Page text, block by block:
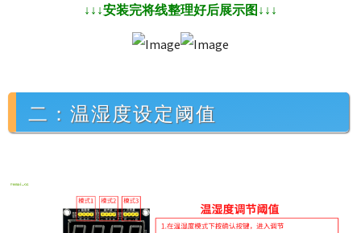
↓ ↓ ↓安装完将线整理好后展示图↓ ↓ ↓
二：温湿度设定阈值